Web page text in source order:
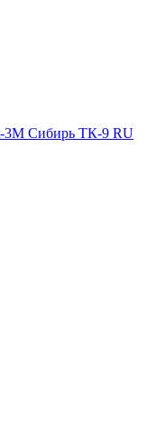
3М Сибирь ТК-9 RU